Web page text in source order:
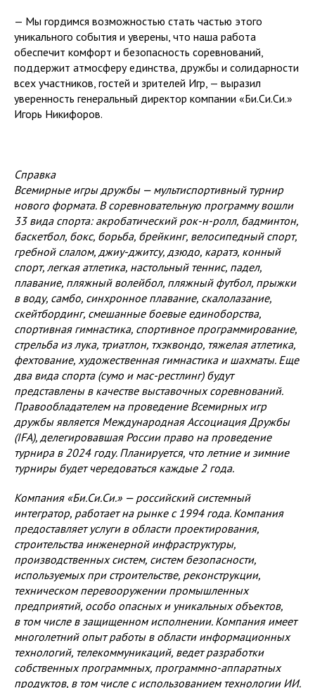
— Мы гордимся возможностью стать частью этого
уникального события и уверены, что наша работа
обеспечит комфорт и безопасность соревнований,
поддержит атмосферу единства, дружбы и солидарности
всех участников, гостей и зрителей Игр, — выразил
уверенность генеральный директор компании «Би.Си.Си.»
Игорь Никифоров.
Справка
Всемирные игры дружбы — мультиспортивный турнир
нового формата. В соревновательную программу вошли
33 вида спорта: акробатический рок-н-ролл, бадминтон,
баскетбол, бокс, борьба, брейкинг, велосипедный спорт,
гребной слалом, джиу-джитсу, дзюдо, каратэ, конный
спорт, легкая атлетика, настольный теннис, падел,
плавание, пляжный волейбол, пляжный футбол, прыжки
в воду, самбо, синхронное плавание, скалолазание,
скейтбординг, смешанные боевые единоборства,
спортивная гимнастика, спортивное программирование,
стрельба из лука, триатлон, тхэквондо, тяжелая атлетика,
фехтование, художественная гимнастика и шахматы. Еще
два вида спорта (сумо и мас-рестлинг) будут
представлены в качестве выставочных соревнований.
Правообладателем на проведение Всемирных игр
дружбы является Международная Ассоциация Дружбы
(IFA), делегировавшая России право на проведение
турнира в 2024 году. Планируется, что летние и зимние
турниры будет чередоваться каждые 2 года.
Компания «Би.Си.Си.» — российский системный
интегратор, работает на рынке с 1994 года. Компания
предоставляет услуги в области проектирования,
строительства инженерной инфраструктуры,
производственных систем, систем безопасности,
используемых при строительстве, реконструкции,
техническом перевооружении промышленных
предприятий, особо опасных и уникальных объектов,
в том числе в защищенном исполнении. Компания имеет
многолетний опыт работы в области информационных
технологий, телекоммуникаций, ведет разработки
собственных программных, программно-аппаратных
продуктов, в том числе с использованием технологии ИИ.